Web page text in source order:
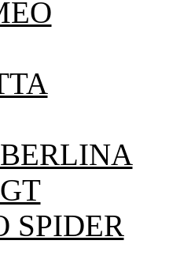
SPIDER